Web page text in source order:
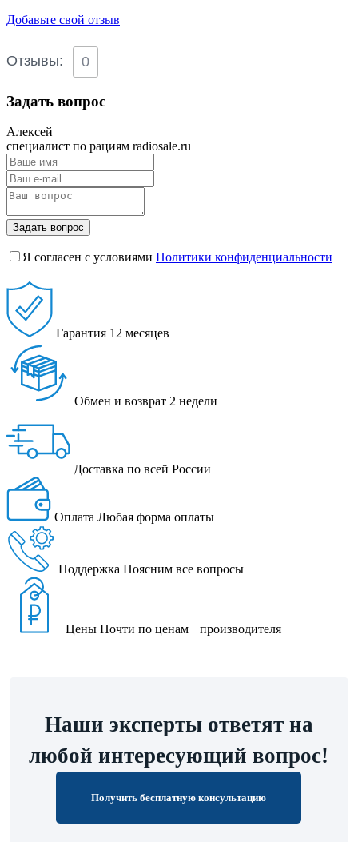
Добавьте свой отзыв
Отзывы: 0
Задать вопрос
Алексей
специалист по рациям radiosale.ru
Задать вопрос
Я согласен с условиями Политики конфиденциальности
Гарантия 12 месяцев
Обмен и возврат 2 недели
Доставка по всей России
Оплата Любая форма оплаты
Поддержка Поясним все вопросы
Цены Почти по ценам производителя
Наши эксперты ответят на
любой интересующий вопрос!
Получить бесплатную консультацию